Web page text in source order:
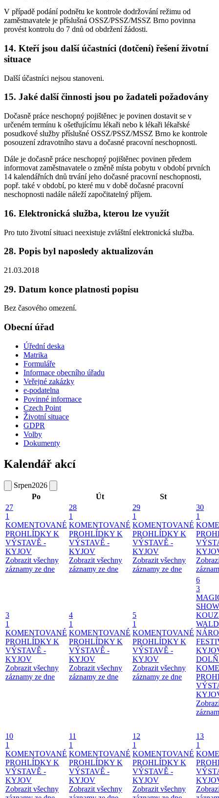
V případě podání podnětu ke kontrole dodržování režimu od
zaměstnavatele je příslušná OSSZ/PSSZ/MSSZ Brno povinna
provést kontrolu do 7 dnů od obdržení žádosti.
14. Kteří jsou další účastníci (dotčení) řešení životní
situace
Další účastníci nejsou stanoveni.
15. Jaké další činnosti jsou po žadateli požadovány
Dočasně práce neschopný pojištěnec je povinen dostavit se v
určeném termínu k ošetřujícímu lékaři nebo k lékaři lékařské
posudkové služby příslušné OSSZ/PSSZ/MSSZ Brno ke kontrole
posouzení zdravotního stavu a dočasné pracovní neschopnosti.
Dále je dočasně práce neschopný pojištěnec povinen předem
informovat zaměstnavatele o změně místa pobytu v období prvních
14 kalendářních dnů trvání jeho dočasné pracovní neschopnosti,
popř. také v období, po které mu v době dočasné pracovní
neschopnosti nadále náleží započitatelný příjem.
16. Elektronická služba, kterou lze využít
Pro tuto životní situaci neexistuje zvláštní elektronická služba.
28. Popis byl naposledy aktualizován
21.03.2018
29. Datum konce platnosti popisu
Bez časového omezení.
Obecní úřad
Úřední deska
Matrika
Formuláře
Informace obecního úřadu
Veřejné zakázky
e-podatelna
Povinné informace
Czech Point
Životní situace
GDPR
Volby
Dokumenty
Kalendář akcí
Srpen2026
Po
Út
St
27
1
KOMENTOVANÉ
PROHLÍDKY K
VÝSTAVĚ -
KYJOV
Zobrazit všechny
záznamy ze dne
28
1
KOMENTOVANÉ
PROHLÍDKY K
VÝSTAVĚ -
KYJOV
Zobrazit všechny
záznamy ze dne
29
1
KOMENTOVANÉ
PROHLÍDKY K
VÝSTAVĚ -
KYJOV
Zobrazit všechny
záznamy ze dne
30
1
3
1
KOMENTOVANÉ
PROHLÍDKY K
VÝSTAVĚ -
KYJOV
Zobrazit všechny
záznamy ze dne
4
1
KOMENTOVANÉ
PROHLÍDKY K
VÝSTAVĚ -
KYJOV
Zobrazit všechny
záznamy ze dne
5
1
KOMENTOVANÉ
PROHLÍDKY K
VÝSTAVĚ -
KYJOV
Zobrazit všechny
záznamy ze dne
6
3
10
1
KOMENTOVANÉ
PROHLÍDKY K
VÝSTAVĚ -
KYJOV
Zobrazit všechny
11
1
KOMENTOVANÉ
PROHLÍDKY K
VÝSTAVĚ -
KYJOV
Zobrazit všechny
12
1
KOMENTOVANÉ
PROHLÍDKY K
VÝSTAVĚ -
KYJOV
Zobrazit všechny
13
1